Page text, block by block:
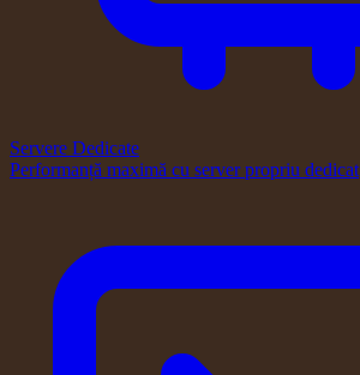
Servere Dedicate
Performanță maximă cu server propriu dedicat